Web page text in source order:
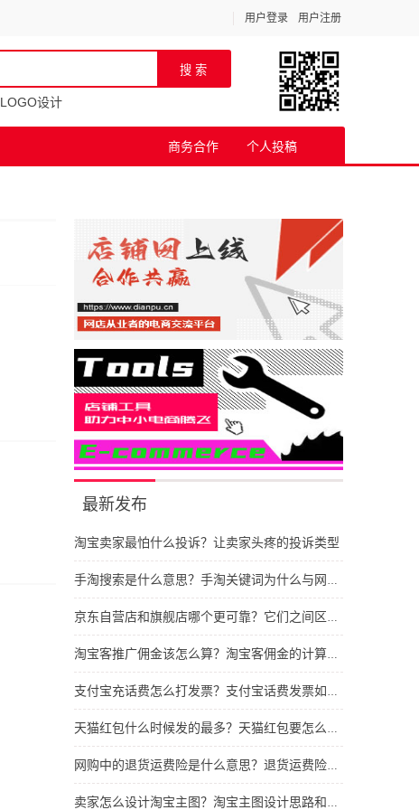
用户登录 用户注册
LOGO设计
商务合作 个人投稿
最新发布
淘宝卖家最怕什么投诉？让卖家头疼的投诉类型
手淘搜索是什么意思？手淘关键词为什么与网站不同
京东自营店和旗舰店哪个更可靠？它们之间区别有哪些
淘宝客推广佣金该怎么算？淘宝客佣金的计算依据
支付宝充话费怎么打发票？支付宝话费发票如何开具
天猫红包什么时候发的最多？天猫红包要怎么抢呢
网购中的退货运费险是什么意思？退货运费险干什么用的
卖家怎么设计淘宝主图？淘宝主图设计思路和建议